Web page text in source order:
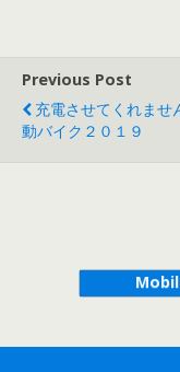
Previous Post
充電させてくれませ
動バイク２０１９